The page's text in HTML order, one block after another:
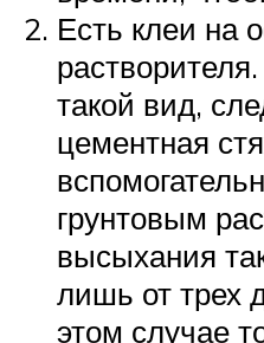
Есть клеи на
такой вид,
цементная
грунтовым
высыхания
лишь от трех
этом случае